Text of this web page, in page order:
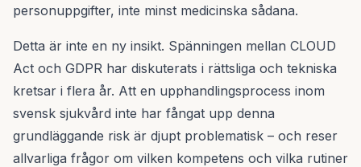
personuppgifter, inte minst medicinska sådana.
Detta är inte en ny insikt. Spänningen mellan CLOUD
Act och GDPR har diskuterats i rättsliga och tekniska
kretsar i flera år. Att en upphandlingsprocess inom
svensk sjukvård inte har fångat upp denna
grundläggande risk är djupt problematisk – och reser
allvarliga frågor om vilken kompetens och vilka rutiner